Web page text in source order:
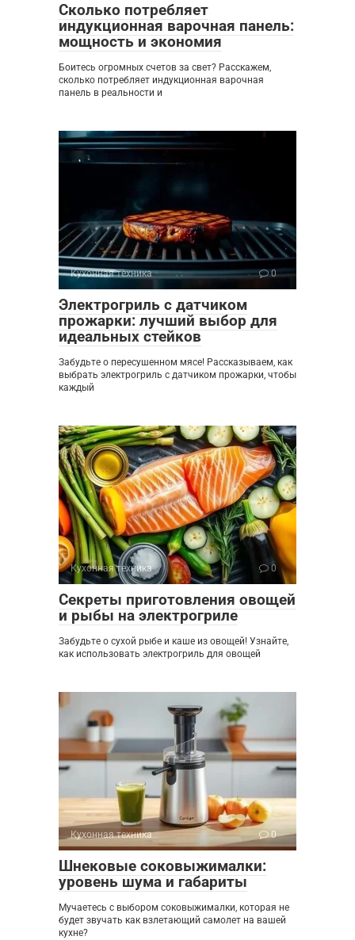
Сколько потребляет
индукционная варочная панель:
мощность и экономия
Боитесь огромных счетов за свет? Расскажем,
сколько потребляет индукционная варочная
панель в реальности и
Кухонная техника 0
Электрогриль с датчиком
прожарки: лучший выбор для
идеальных стейков
Забудьте о пересушенном мясе! Рассказываем, как
выбрать электрогриль с датчиком прожарки, чтобы
каждый
Кухонная техника 0
Секреты приготовления овощей
и рыбы на электрогриле
Забудьте о сухой рыбе и каше из овощей! Узнайте,
как использовать электрогриль для овощей
Кухонная техника 0
Шнековые соковыжималки:
уровень шума и габариты
Мучаетесь с выбором соковыжималки, которая не
будет звучать как взлетающий самолет на вашей
кухне?